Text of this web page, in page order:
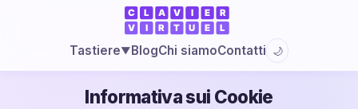
Tastiere▼BlogChi siamoContatti 🌙
Informativa sui Cookie